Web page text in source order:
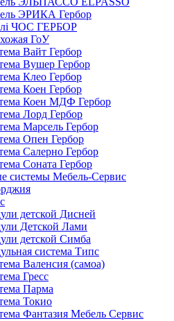
ЭРИКА Гербор
ЧОС ГЕРБОР
ГоУ
Вайт Гербор
Вушер Гербор
Клео Гербор
Коен Гербор
Коен МДФ Гербор
Лорд Гербор
Марсель Гербор
Опен Гербор
Салерно Гербор
Соната Гербор
системы Мебель-Сервис
детской Дисней
Детской Лами
детской Симба
система Типс
Валенсия (самоа)
Гресс
Парма
Токио
Фантазия Мебель Сервис